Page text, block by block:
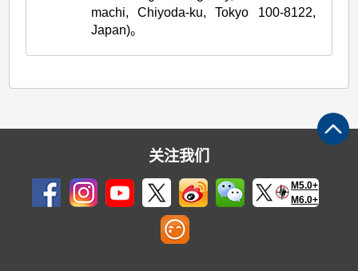
machi, Chiyoda-ku, Tokyo 100-8122,
Japan)。
关注我们
M5.0+
M6.0+